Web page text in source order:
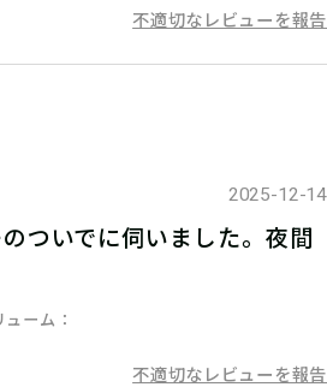
不適切なレビューを報告
2025-12-14
ついでに伺いました。夜間
ューム
不適切なレビューを報告